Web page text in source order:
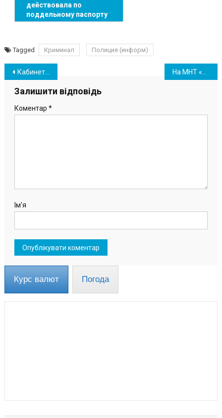
действовала по
поддельному паспорту
Tagged Криминал Полиция (информ)
Навігація
записів
Кабинет Министров продлил карантин в Украине
Залишити відповідь
Коментар *
Ім'я
Курс валют Погода